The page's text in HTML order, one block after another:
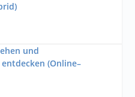
und
(Online–